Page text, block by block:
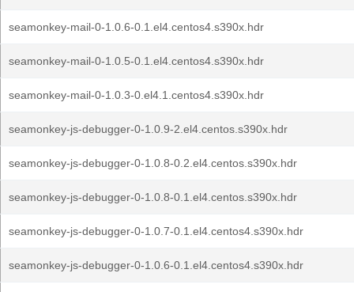
seamonkey-mail-0-1.0.6-0.1.el4.centos4.s390x.hdr
seamonkey-mail-0-1.0.5-0.1.el4.centos4.s390x.hdr
seamonkey-mail-0-1.0.3-0.el4.1.centos4.s390x.hdr
seamonkey-js-debugger-0-1.0.9-2.el4.centos.s390x.hdr
seamonkey-js-debugger-0-1.0.8-0.2.el4.centos.s390x.hdr
seamonkey-js-debugger-0-1.0.8-0.1.el4.centos.s390x.hdr
seamonkey-js-debugger-0-1.0.7-0.1.el4.centos4.s390x.hdr
seamonkey-js-debugger-0-1.0.6-0.1.el4.centos4.s390x.hdr